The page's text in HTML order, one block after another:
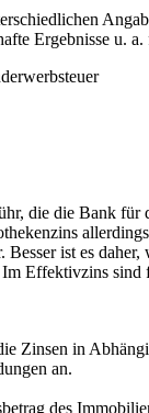
Ergebnisse u. a.
die die Bank für
ist es daher,
Effektivzins
Zinsen in
an.
des